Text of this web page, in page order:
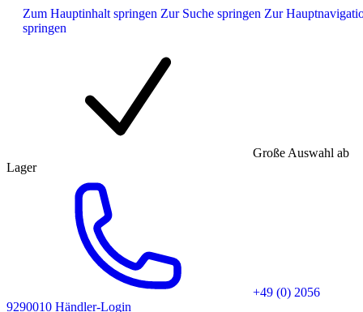
Zum Hauptinhalt springen Zur Suche springen Zur
springen
Große Auswahl ab
Lager
+49 (0) 2056
9290010 Händler-Login